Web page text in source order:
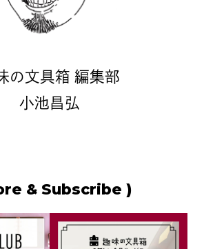
の文具箱 編集部
小池昌弘
& Subscribe )